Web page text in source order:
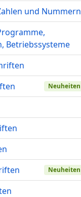
und Nummern
Betriebssysteme
Neuheiten
Neuheiten